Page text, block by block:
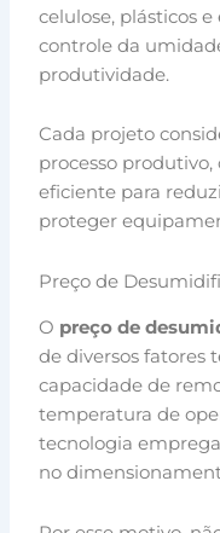
celulose, plásticos
controle da
produtividade.
Cada projeto
processo
eficiente para
proteger
Preço de
O preço de
de diversos fatores
capacidade de
temperatura de
tecnologia
no